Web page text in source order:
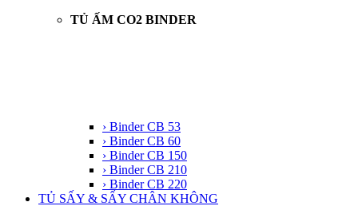
TỦ ẤM CO2 BINDER
› Binder CB 53
› Binder CB 60
› Binder CB 150
› Binder CB 210
› Binder CB 220
TỦ SẤY & SẤY CHÂN KHÔNG